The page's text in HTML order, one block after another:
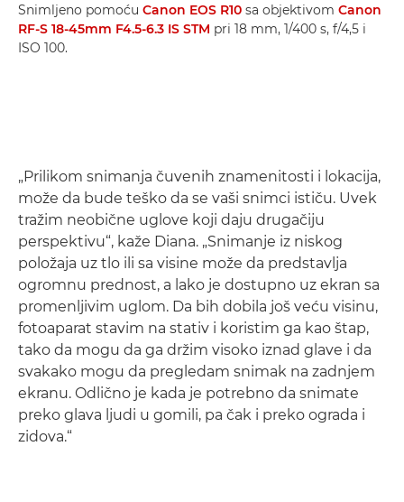
Snimljeno pomoću Canon EOS R10 sa objektivom Canon
RF-S 18-45mm F4.5-6.3 IS STM pri 18 mm, 1/400 s, f/4,5 i
ISO 100.
„Prilikom snimanja čuvenih znamenitosti i lokacija,
može da bude teško da se vaši snimci ističu. Uvek
tražim neobične uglove koji daju drugačiju
perspektivu“, kaže Diana. „Snimanje iz niskog
položaja uz tlo ili sa visine može da predstavlja
ogromnu prednost, a lako je dostupno uz ekran sa
promenljivim uglom. Da bih dobila još veću visinu,
fotoaparat stavim na stativ i koristim ga kao štap,
tako da mogu da ga držim visoko iznad glave i da
svakako mogu da pregledam snimak na zadnjem
ekranu. Odlično je kada je potrebno da snimate
preko glava ljudi u gomili, pa čak i preko ograda i
zidova.“